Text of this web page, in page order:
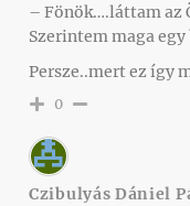
– Fönök….láttam az
Szerintem maga
Persze..mert ez így
0
Czibulyás Dániel